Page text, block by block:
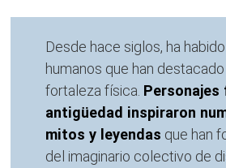
Desde hace siglos, ha
humanos que han
fortaleza física.
antigüedad inspiraron
mitos y leyendas que han
del imaginario colectivo de